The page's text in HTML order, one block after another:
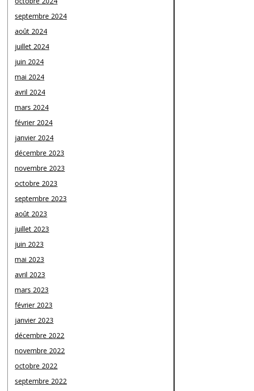
septembre 2024
août 2024
juillet 2024
juin 2024
mai 2024
avril 2024
mars 2024
février 2024
janvier 2024
décembre 2023
novembre 2023
octobre 2023
septembre 2023
août 2023
juillet 2023
juin 2023
mai 2023
avril 2023
mars 2023
février 2023
janvier 2023
décembre 2022
novembre 2022
octobre 2022
septembre 2022